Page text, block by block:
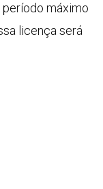
período máximo
licença será